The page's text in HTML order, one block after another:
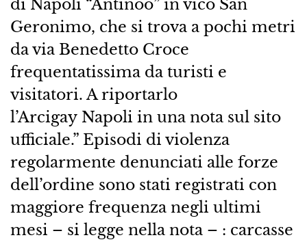
di Napoli “Antinoo” in vico San
Geronimo, che si trova a pochi metri
da via Benedetto Croce
frequentatissima da turisti e
visitatori. A riportarlo
l’Arcigay Napoli in una nota sul sito
ufficiale.” Episodi di violenza
regolarmente denunciati alle forze
dell’ordine sono stati registrati con
maggiore frequenza negli ultimi
mesi – si legge nella nota – : carcasse